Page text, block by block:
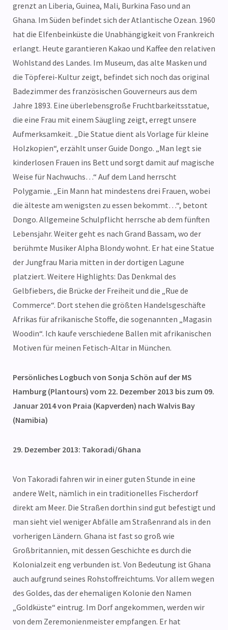
grenzt an Liberia, Guinea, Mali, Burkina Faso und an
Ghana. Im Süden befindet sich der Atlantische Ozean. 1960
hat die Elfenbeinküste die Unabhängigkeit von Frankreich
erlangt. Heute garantieren Kakao und Kaffee den relativen
Wohlstand des Landes. Im Museum, das alte Masken und
die Töpferei-Kultur zeigt, befindet sich noch das original
Badezimmer des französischen Gouverneurs aus dem
Jahre 1893. Eine überlebensgroße Fruchtbarkeitsstatue,
die eine Frau mit einem Säugling zeigt, erregt unsere
Aufmerksamkeit. „Die Statue dient als Vorlage für kleine
Holzkopien“, erzählt unser Guide Dongo. „Man legt sie
kinderlosen Frauen ins Bett und sorgt damit auf magische
Weise für Nachwuchs…“ Auf dem Land herrscht
Polygamie. „Ein Mann hat mindestens drei Frauen, wobei
die älteste am wenigsten zu essen bekommt…“, betont
Dongo. Allgemeine Schulpflicht herrsche ab dem fünften
Lebensjahr. Weiter geht es nach Grand Bassam, wo der
berühmte Musiker Alpha Blondy wohnt. Er hat eine Statue
der Jungfrau Maria mitten in der dortigen Lagune
platziert. Weitere Highlights: Das Denkmal des
Gelbfiebers, die Brücke der Freiheit und die „Rue de
Commerce“. Dort stehen die größten Handelsgeschäfte
Afrikas für afrikanische Stoffe, die sogenannten „Magasin
Woodin“. Ich kaufe verschiedene Ballen mit afrikanischen
Motiven für meinen Fetisch-Altar in München.
Persönliches Logbuch von Sonja Schön auf der MS
Hamburg (Plantours) vom 22. Dezember 2013 bis zum 09.
Januar 2014 von Praia (Kapverden) nach Walvis Bay
(Namibia)
29. Dezember 2013: Takoradi/Ghana
Von Takoradi fahren wir in einer guten Stunde in eine
andere Welt, nämlich in ein traditionelles Fischerdorf
direkt am Meer. Die Straßen dorthin sind gut befestigt und
man sieht viel weniger Abfälle am Straßenrand als in den
vorherigen Ländern. Ghana ist fast so groß wie
Großbritannien, mit dessen Geschichte es durch die
Kolonialzeit eng verbunden ist. Von Bedeutung ist Ghana
auch aufgrund seines Rohstoffreichtums. Vor allem wegen
des Goldes, das der ehemaligen Kolonie den Namen
„Goldküste“ eintrug. Im Dorf angekommen, werden wir
von dem Zeremonienmeister empfangen. Er hat